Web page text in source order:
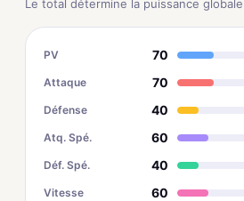
Le total détermine la puissance
PV 70
Attaque 70
Défense 40
Atq. Spé. 60
Déf. Spé. 40
Vitesse 60